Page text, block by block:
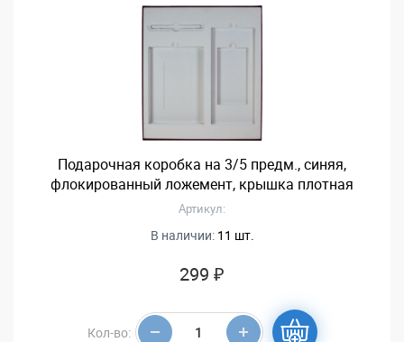
Подарочная коробка на 3/5 предм., синяя,
флокированный ложемент, крышка плотная
Артикул:
В наличии: 11 шт.
299 ₽
Кол-во: